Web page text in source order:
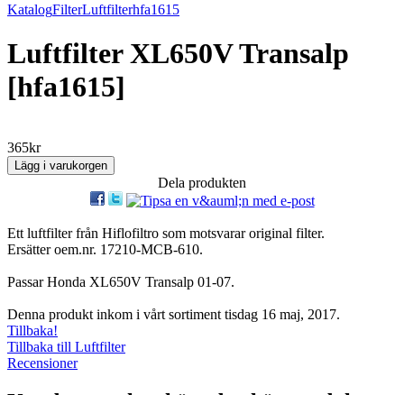
KatalogFilterLuftfilterhfa1615
Luftfilter XL650V Transalp
[hfa1615]
365kr
Dela produkten
Ett luftfilter från Hiflofiltro som motsvarar original filter.
Ersätter oem.nr. 17210-MCB-610.
Passar Honda XL650V Transalp 01-07.
Denna produkt inkom i vårt sortiment tisdag 16 maj, 2017.
Tillbaka!
Tillbaka till Luftfilter
Recensioner